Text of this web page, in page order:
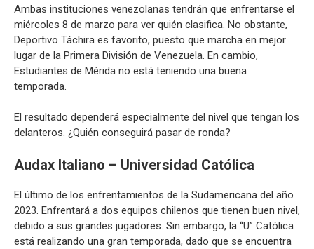
Ambas instituciones venezolanas tendrán que enfrentarse el
miércoles 8 de marzo para ver quién clasifica. No obstante,
Deportivo Táchira es favorito, puesto que marcha en mejor
lugar de la Primera División de Venezuela. En cambio,
Estudiantes de Mérida no está teniendo una buena
temporada.
El resultado dependerá especialmente del nivel que tengan los
delanteros. ¿Quién conseguirá pasar de ronda?
Audax Italiano – Universidad Católica
El último de los enfrentamientos de la Sudamericana del año
2023. Enfrentará a dos equipos chilenos que tienen buen nivel,
debido a sus grandes jugadores. Sin embargo, la “U” Católica
está realizando una gran temporada, dado que se encuentra